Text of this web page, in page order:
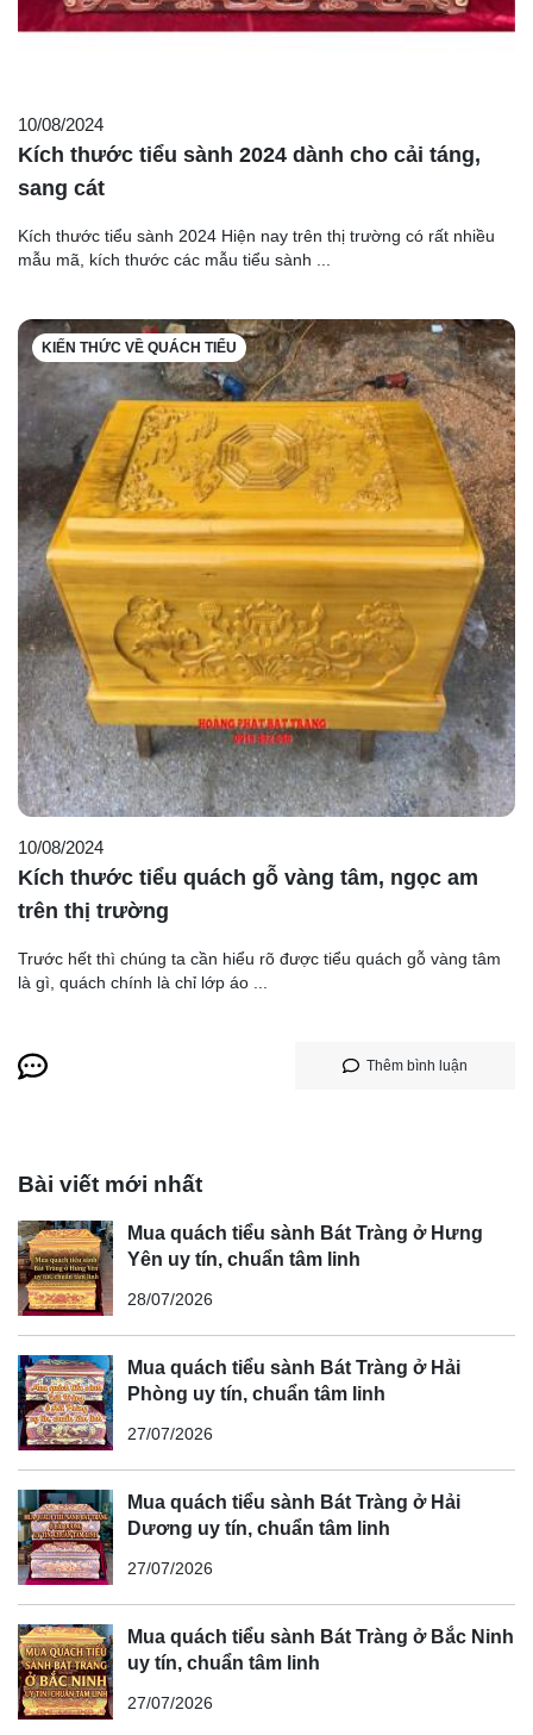
10/08/2024
Kích thước tiểu sành 2024 dành cho cải táng,
sang cát
Kích thước tiểu sành 2024 Hiện nay trên thị trường có rất nhiều
mẫu mã, kích thước các mẫu tiểu sành ...
KIẾN THỨC VỀ QUÁCH TIỂU
10/08/2024
Kích thước tiểu quách gỗ vàng tâm, ngọc am
trên thị trường
Trước hết thì chúng ta cần hiểu rõ được tiểu quách gỗ vàng tâm
là gì, quách chính là chỉ lớp áo ...
Thêm bình luận
Bài viết mới nhất
Mua quách tiểu sành Bát Tràng ở Hưng
Yên uy tín, chuẩn tâm linh
28/07/2026
Mua quách tiểu sành Bát Tràng ở Hải
Phòng uy tín, chuẩn tâm linh
27/07/2026
Mua quách tiểu sành Bát Tràng ở Hải
Dương uy tín, chuẩn tâm linh
27/07/2026
Mua quách tiểu sành Bát Tràng ở Bắc Ninh
uy tín, chuẩn tâm linh
27/07/2026